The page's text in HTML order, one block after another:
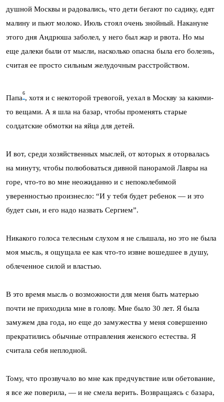
душной Москвы и радовались, что дети бегают по садику, едят
малину и пьют молоко. Июль стоял очень знойный. Накануне
этого дня Андрюша заболел, у него был жар и рвота. Но мы
еще дале­ки были от мысли, насколько опасна была его болезнь,
считая ее просто сильным желудочным расстройством.
Папа
6
, хотя и с некоторой тревогой, уехал в Москву за какими-
то веща­ми. А я шла на базар, чтобы променять старые
солдатские обмотки на яйца для детей.
И вот, среди хозяйственных мыслей, от которых я оторвалась
на минуту, чтобы полюбоваться дивной панорамой Лавры на
горе, что-то во мне неожиданно и с непоколебимой
уверенностью произнесло: “И у тебя будет ребенок — и это
будет сын, и его надо назвать Сергием”.
Никакого голоса телесным слухом я не слышала, но это не была
моя мысль, я ощущала ее как что-то извне вошедшее в душу,
облеченное силой и властью.
В это время мысль о возможности для меня быть матерью
почти не при­ходила мне в голову. Мне было 30 лет. Я была
замужем два года, но еще до замужества у меня совершенно
прекратились обычные отправления женского естества. Я
считала себя неплодной.
Тому, что прозвучало во мне как предчувствие или обетование,
я все же поверила, — и не смела верить. Возвращаясь с базара,